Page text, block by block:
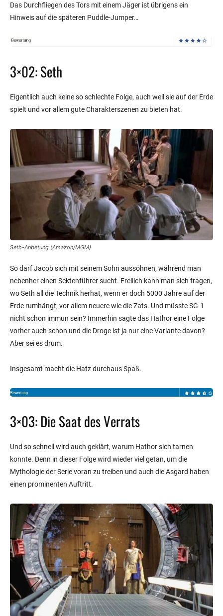
Das Durchfliegen des Tors mit einem Jäger ist übrigens ein
Hinweis auf die späteren Puddle-Jumper…
3×02: Seth
Eigentlich auch keine so schlechte Folge, auch weil sie auf der Erde
spielt und vor allem gute Charakterszenen zu bieten hat.
Seth-Anbetung (Amazon/MGM)
So darf Jacob sich mit seinem Sohn aussöhnen, während man
nebenher einen Sektenführer sucht. Freilich kann man sich fragen,
wo Seth all die Technik herhat, wenn er doch 5000 Jahre auf der
Erde rumhängt, vor allem neuere wie die Zats. Und müsste SG-1
nicht schon immun sein? Immerhin sagte das Hathor eine Folge
vorher auch schon und die Droge ist ja nur eine Variante davon?
Aber sei es drum.
Insgesamt macht die Hatz durchaus Spaß.
3×03: Die Saat des Verrats
Und so schnell wird auch geklärt, warum Hathor sich tarnen
konnte. Denn in dieser Folge wird wieder viel getan, um die
Mythologie der Serie voran zu treiben und auch die Asgard haben
einen prominenten Auftritt.